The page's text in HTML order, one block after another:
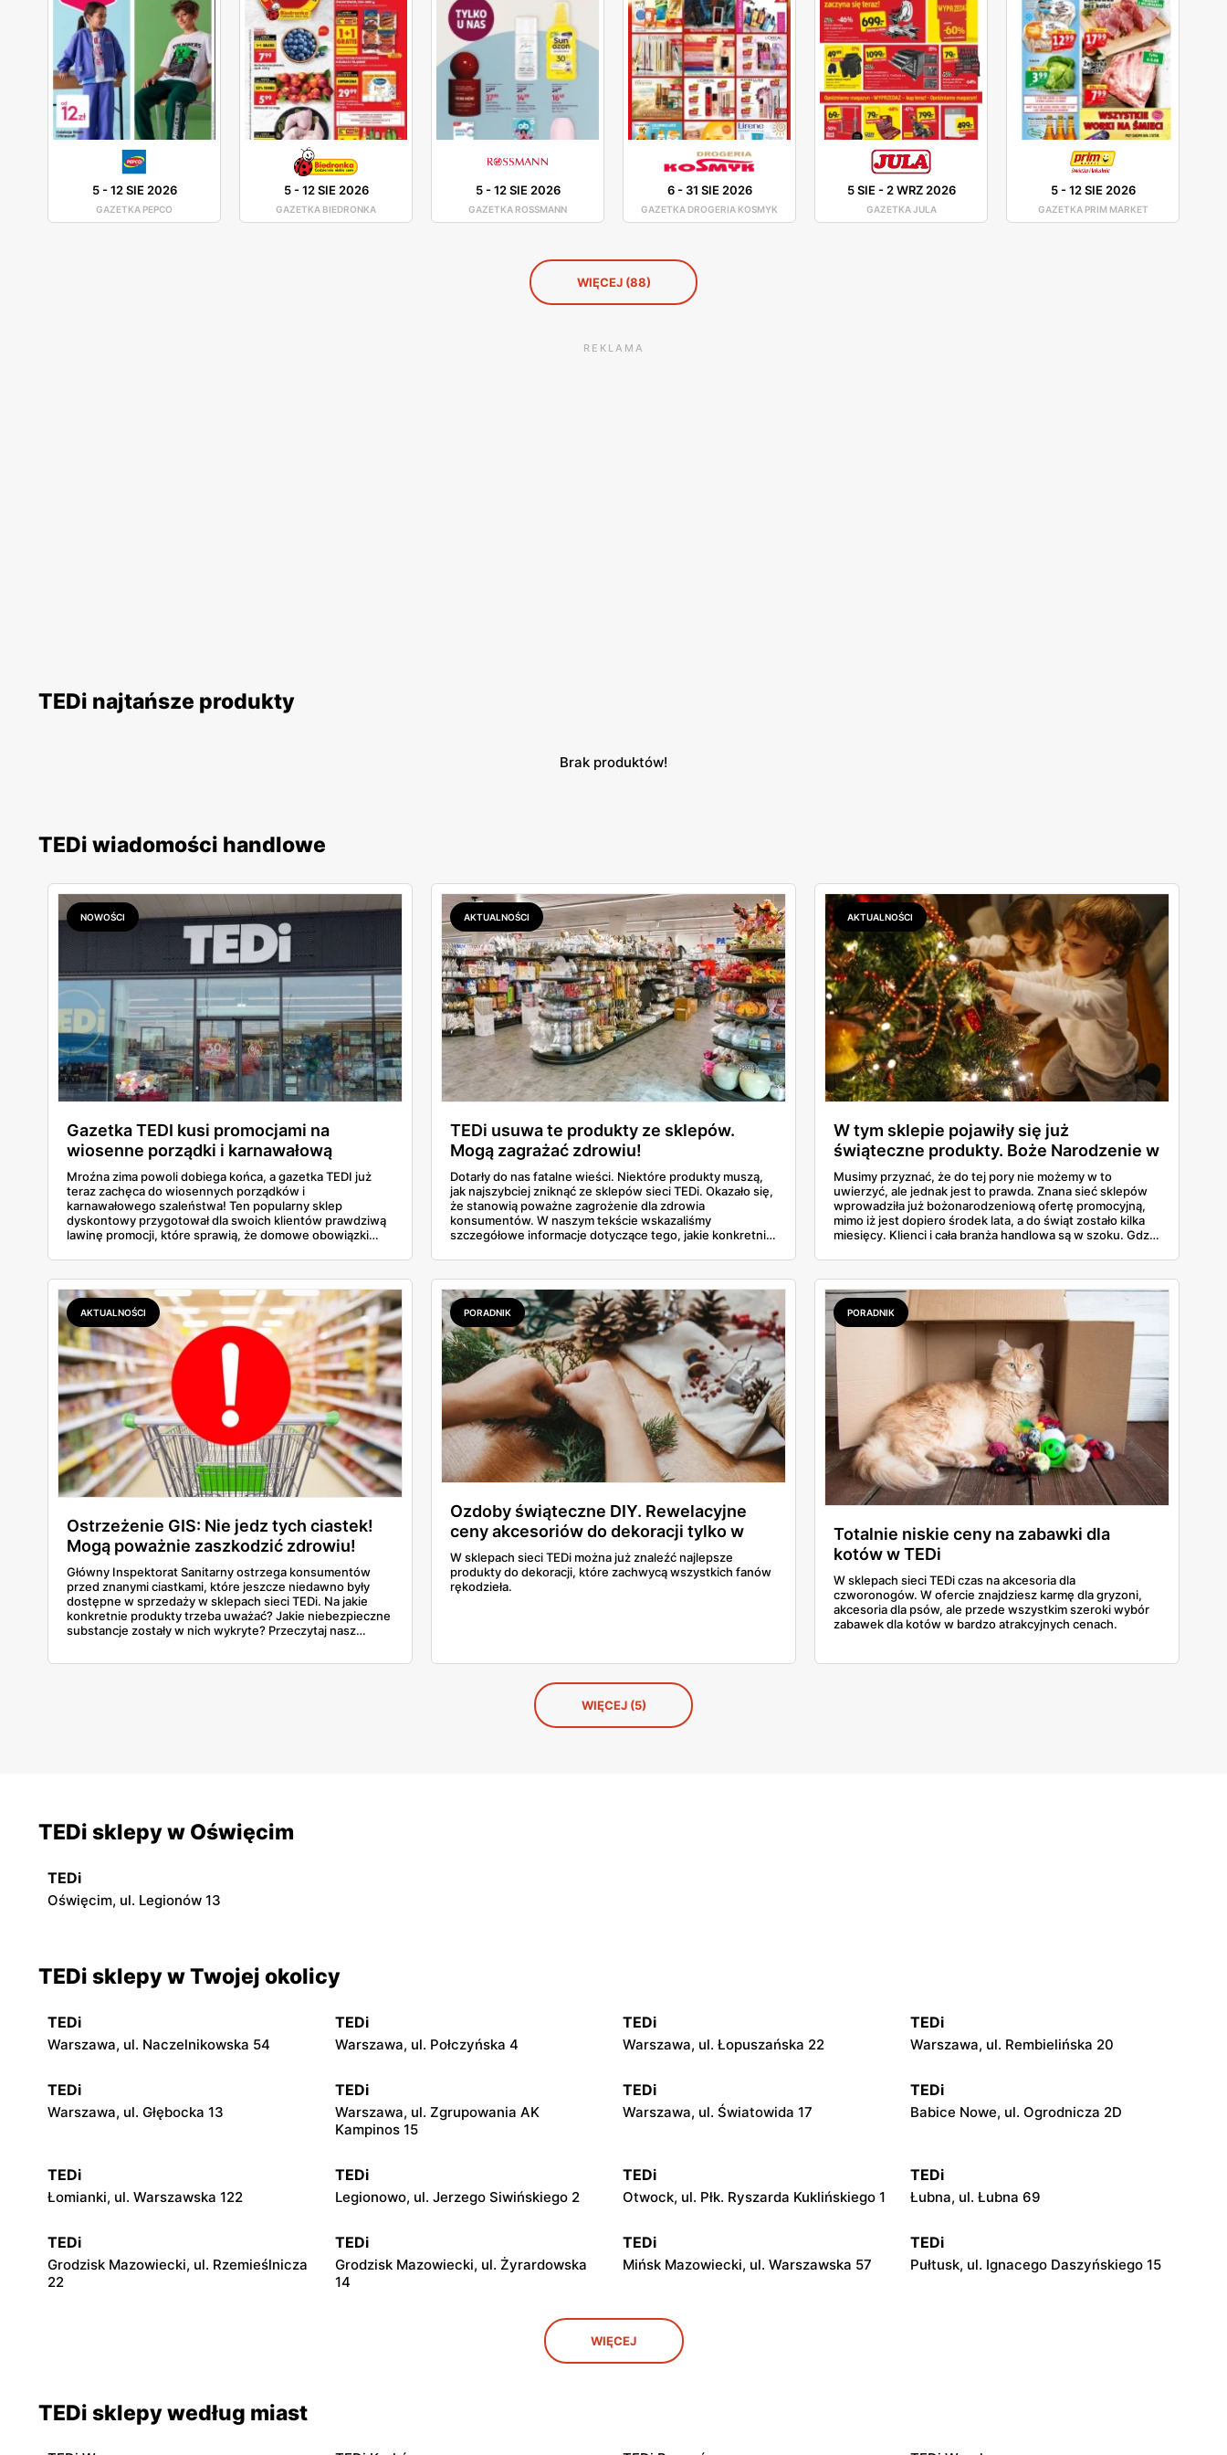
5-12 SIE 2026
GAZETKA PEPCO
5-12 SIE 2026
GAZETKA BIEDRONKA
5-12 SIE 2026
GAZETKA ROSSMANN
6- 31 SIE 2026
GAZETKA DROGERIA KOSMYK
5 SIE - 2 WRZ 2026
GAZETKA JULA
5-12 SIE 2026
GAZETKA PRIM MARKET
WIĘCEJ (88)
REKLAMA
TEDi najtańsze produkty
Brak produktów!
TEDi wiadomości handlowe
NOWOŚCI
Gazetka TEDI kusi promocjami na
wiosenne porządki i karnawałową
zabawę
Mroźna zima powoli dobiega końca, a gazetka TEDI już
teraz zachęca do wiosennych porządków i
karnawałowego szaleństwa! Ten popularny sklep
dyskontowy przygotował dla swoich klientów prawdziwą
lawinę promocji, które sprawią, że domowe obowiązki
ale na pewno będą mniej uciążliwe! Nie da się ukryć, że
gazetka TEDI tym razem naprawdę pozytywnie zaskakuje.
Znajdziemy w niej wszystko, czego potrzebujemy do
kompleksowych porządków - od podstawowych
akcesoriów po zaawansowany sprzęt. A co najlepsze?
Ceny naprawdę mogą zawrócić w głowie! I to nie jest
pusty slogan reklamowy.
AKTUALNOŚCI
TEDi usuwa te produkty ze sklepów.
Mogą zagrażać zdrowiu!
Dotarły do nas fatalne wieści. Niektóre produkty muszą,
jak najszybciej zniknąć ze sklepów sieci TEDi. Okazało się,
że stanowią poważne zagrożenie dla zdrowia
konsumentów. W naszym tekście wskazaliśmy
szczegółowe informacje dotyczące tego, jakie konkretnie
ostrożność.
AKTUALNOŚCI
W tym sklepie pojawiły się już
świąteczne produkty. Boże Narodzenie w
środku lata?
Musimy przyznać, że do tej pory nie możemy w to
uwierzyć, ale jednak jest to prawda. Znana sieć sklepów
wprowadziła już bożonarodzeniową ofertę promocyjną,
mimo iż jest dopiero środek lata, a do świąt zostało kilka
miesięcy. Klienci i cała branża handlowa są w szoku. Gdzie
AKTUALNOŚCI
Ostrzeżenie GIS: Nie jedz tych ciastek!
Mogą poważnie zaszkodzić zdrowiu!
Główny Inspektorat Sanitarny ostrzega konsumentów
przed znanymi ciastkami, które jeszcze niedawno były
dostępne w sprzedaży w sklepach sieci TEDi. Na jakie
konkretnie produkty trzeba uważać? Jakie niebezpieczne
substancje zostały w nich wykryte? Przeczytaj nasz
PORADNIK
Ozdoby świąteczne DIY. Rewelacyjne
ceny akcesoriów do dekoracji tylko w
TEDi
W sklepach sieci TEDi można już znaleźć najlepsze
produkty do dekoracji, które zachwycą wszystkich fanów
rękodzieła.
PORADNIK
Totalnie niskie ceny na zabawki dla
kotów w TEDi
W sklepach sieci TEDi czas na akcesoria dla
czworonogów. W ofercie znajdziesz karmę dla gryzoni,
akcesoria dla psów, ale przede wszystkim szeroki wybór
zabawek dla kotów w bardzo atrakcyjnych cenach.
WIĘCEJ (5)
TEDi sklepy w Oświęcim
TEDi
Oświęcim, ul. Legionów 13
TEDi sklepy w Twojej okolicy
TEDi
Warszawa, ul. Naczelnikowska 54
TEDi
Warszawa, ul. Połczyńska 4
TEDi
Warszawa, ul. Łopuszańska 22
TEDi
Warszawa, ul. Rembielińska 20
TEDi
Warszawa, ul. Głębocka 13
TEDi
Warszawa, ul. Zgrupowania AK
Kampinos 15
TEDi
Warszawa, ul. Światowida 17
TEDi
Babice Nowe, ul. Ogrodnicza 2D
TEDi
Łomianki, ul. Warszawska 122
TEDi
Legionowo, ul. Jerzego Siwińskiego 2
TEDi
Otwock, ul. Płk. Ryszarda Kuklińskiego 1
TEDi
Łubna, ul. Łubna 69
TEDi
Grodzisk Mazowiecki, ul. Rzemieślnicza
22
TEDi
Grodzisk Mazowiecki, ul. Żyrardowska
14
TEDi
Mińsk Mazowiecki, ul. Warszawska 57
TEDi
Pułtusk, ul. Ignacego Daszyńskiego 15
Rawa Mazowiecka, ul. Targowa 8
Łowicz, ul. Władysława Broniewskiego
11
TEDi
WIĘCEJ
TEDi sklepy według miast